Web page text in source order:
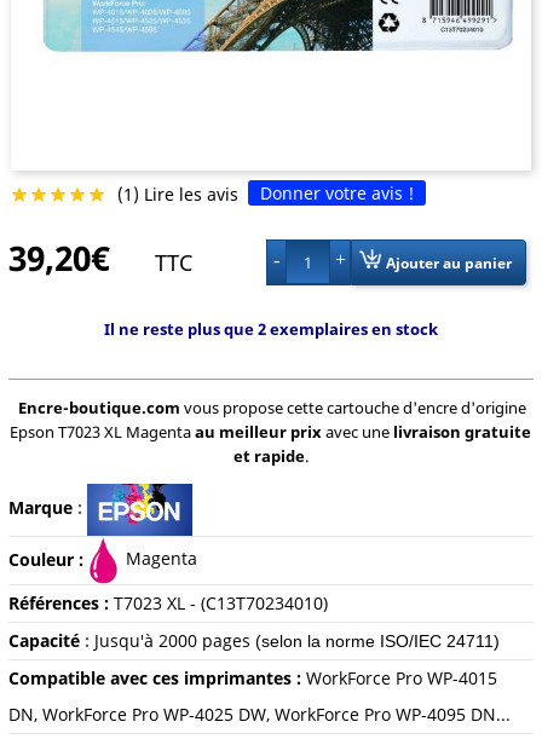
 (1) Lire les avis Donner votre avis !
39,20€ TTC 1 Ajouter au panier
Il ne reste plus que 2 exemplaires en stock
Encre-boutique.com vous propose cette cartouche d'encre d'origine
Epson T7023 XL Magentaau meilleur prixavec une livraison gratuite
et rapide.
Marque:
Couleur :
Magenta
Références : T7023 XL - (C13T70234010)
Capacité: Jusqu'à 2000 pages (selon la norme ISO/IEC 24711)
Compatible avec ces imprimantes : WorkForce Pro WP-4015
DN, WorkForce Pro WP-4025 DW, WorkForce Pro WP-4095 DN...